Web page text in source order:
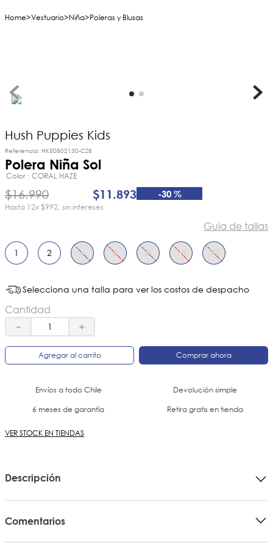
Vestuario Niña Poleras y Blusas
Hush Puppies Kids
Referencia: HK50802130-CZ8
Polera Niña Sol
Color CORAL HAZE
$16.990 $11.893 -30 %
12x$992 sin intereses
Guia de tallas
1 2 4 6 8 10 12
Selecciona una talla para ver los costos de despacho
Cantidad
＋
－
Agregar al carrito Comprar ahora
Envíos a todo Chile
Devolución simple
6 meses de garantía
Retira gratis en tienda
VER STOCK EN TIENDAS
Descripción
Comentarios